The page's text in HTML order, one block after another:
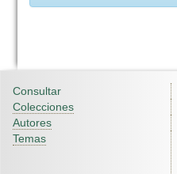
Consultar
Colecciones
Autores
Temas